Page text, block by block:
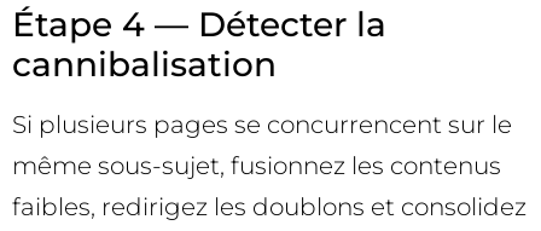
Étape 4 — Détecter la
cannibalisation
Si plusieurs pages se concurrencent sur le
même sous-sujet, fusionnez les contenus
faibles, redirigez les doublons et consolidez